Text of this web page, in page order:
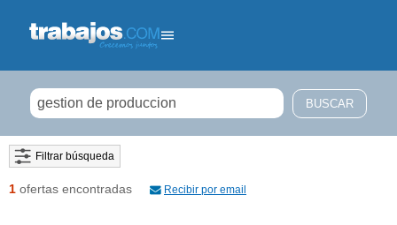
Filtrar búsqueda
1 ofertas encontradas Recibir por email